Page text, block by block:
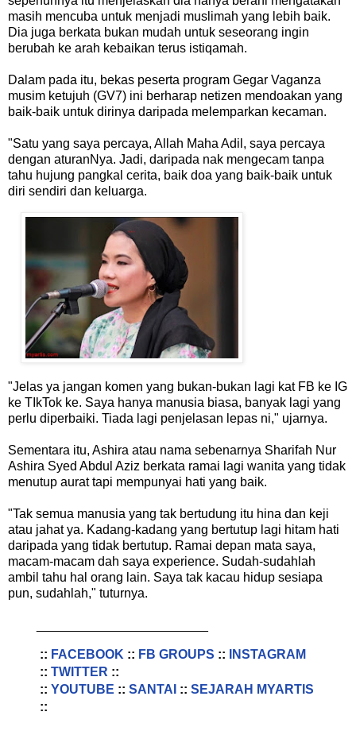
masih mencuba untuk menjadi muslimah yang lebih baik.
Dia juga berkata bukan mudah untuk seseorang ingin
berubah ke arah kebaikan terus istiqamah.
Dalam pada itu, bekas peserta program Gegar Vaganza
musim ketujuh (GV7) ini berharap netizen mendoakan yang
baik-baik untuk dirinya daripada melemparkan kecaman.
"Satu yang saya percaya, Allah Maha Adil, saya percaya
dengan aturanNya. Jadi, daripada nak mengecam tanpa
tahu hujung pangkal cerita, baik doa yang baik-baik untuk
diri sendiri dan keluarga.
"Jelas ya jangan komen yang bukan-bukan lagi kat FB ke IG
ke TIkTok ke. Saya hanya manusia biasa, banyak lagi yang
perlu diperbaiki. Tiada lagi penjelasan lepas ni," ujarnya.
Sementara itu, Ashira atau nama sebenarnya Sharifah Nur
Ashira Syed Abdul Aziz berkata ramai lagi wanita yang tidak
menutup aurat tapi mempunyai hati yang baik.
"Tak semua manusia yang tak bertudung itu hina dan keji
atau jahat ya. Kadang-kadang yang bertutup lagi hitam hati
daripada yang tidak bertutup. Ramai depan mata saya,
macam-macam dah saya experience. Sudah-sudahlah
ambil tahu hal orang lain. Saya tak kacau hidup sesiapa
pun, sudahlah," tuturnya.
:: FACEBOOK :: FB GROUPS ::
INSTAGRAM
:: TWITTER ::
:: YOUTUBE :: SANTAI :: SEJARAH MYARTIS
::